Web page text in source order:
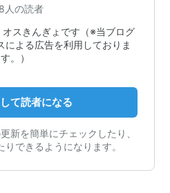
人の読者
スきんぎょです（※当ブログ
による広告を利用しておりま
す。）
て読者になる
新を簡単にチェックしたり、
できるようになります。